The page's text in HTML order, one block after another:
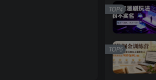
TOP4
TOP5